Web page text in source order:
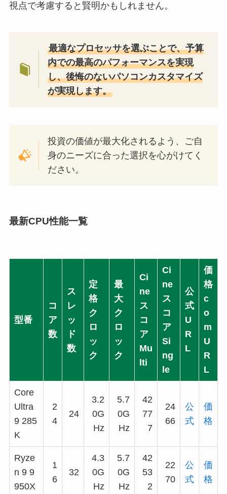
視点で考慮すると賢明かもしれません。
最適なプロセッサを選ぶことで、予算
内での最高のパフォーマンスを実現
し、後悔のないパソコンカスタマイズ
が実現します。
投資の価値が最大化されるよう、ご自
身のニーズに合った選択を心がけてく
ださい。
最新CPU性能一覧
型番
コ
ア
数
ス
レ
ッ
ド
数
定
格
ク
ロ
ッ
ク
最
大
ク
ロ
ッ
ク
Ci
ne
ス
コ
ア
Mu
lti
Ci
ne
ス
コ
ア
Si
ng
le
公
式
U
R
L
価
格
c
o
m
U
R
L
Core
Ultra
9 285
K
2
4
24
3.2
0G
Hz
5.7
0G
Hz
42
77
7
24
66
公
式
価
格
Ryze
n 9 9
950X
1
6
32
4.3
0G
Hz
5.7
0G
Hz
42
53
2
22
70
公
式
価
格